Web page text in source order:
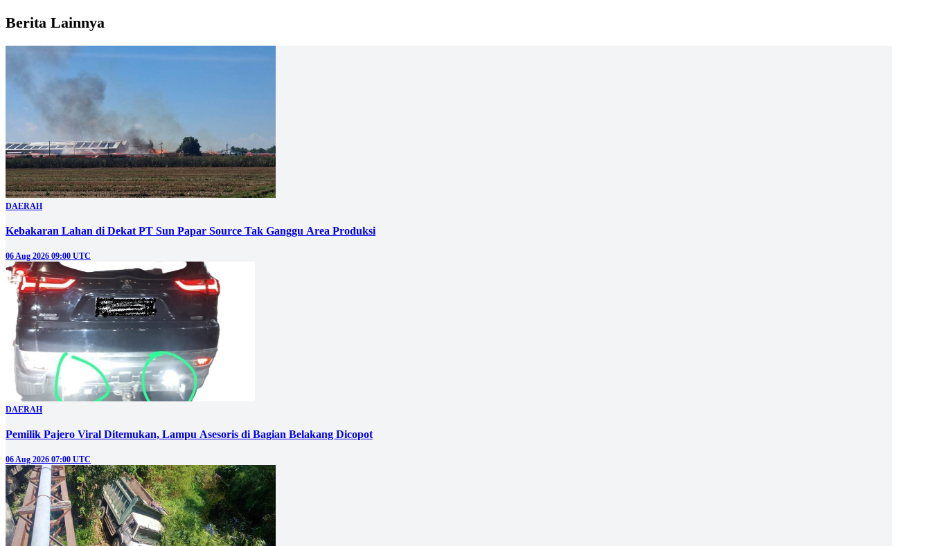
Berita Lainnya
DAERAH
Kebakaran Lahan di Dekat PT Sun Papar Source Tak Ganggu Area Produksi
06 Aug 2026 09:00 UTC
DAERAH
Pemilik Pajero Viral Ditemukan, Lampu Asesoris di Bagian Belakang Dicopot
06 Aug 2026 07:00 UTC